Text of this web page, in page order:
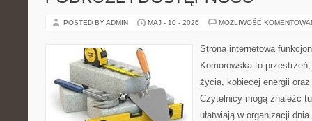
POSTED BY ADMIN MAJ - 10 - 2026 MOŻLIWOŚĆ
Strona internetowa
Komorowska to
życia, kobiecej energii
Czytelnicy mogą znaleźć
ułatwiają w organizacji